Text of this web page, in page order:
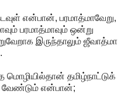
என்பான், பரமாத்மாவேறு,
பரமாத்மாவும் ஒன்று
இருந்தாலும் ஜீவாத்மா
தமிழ்நாட்டுக்
என்பான்;